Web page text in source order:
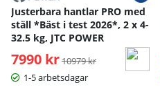
Justerbara hantlar PRO med
ställ *Bäst i test 2026*, 2 x 4-
32.5 kg, JTC POWER
7990 kr Ordinarie pris:
10979 kr
1-5 arbetsdagar